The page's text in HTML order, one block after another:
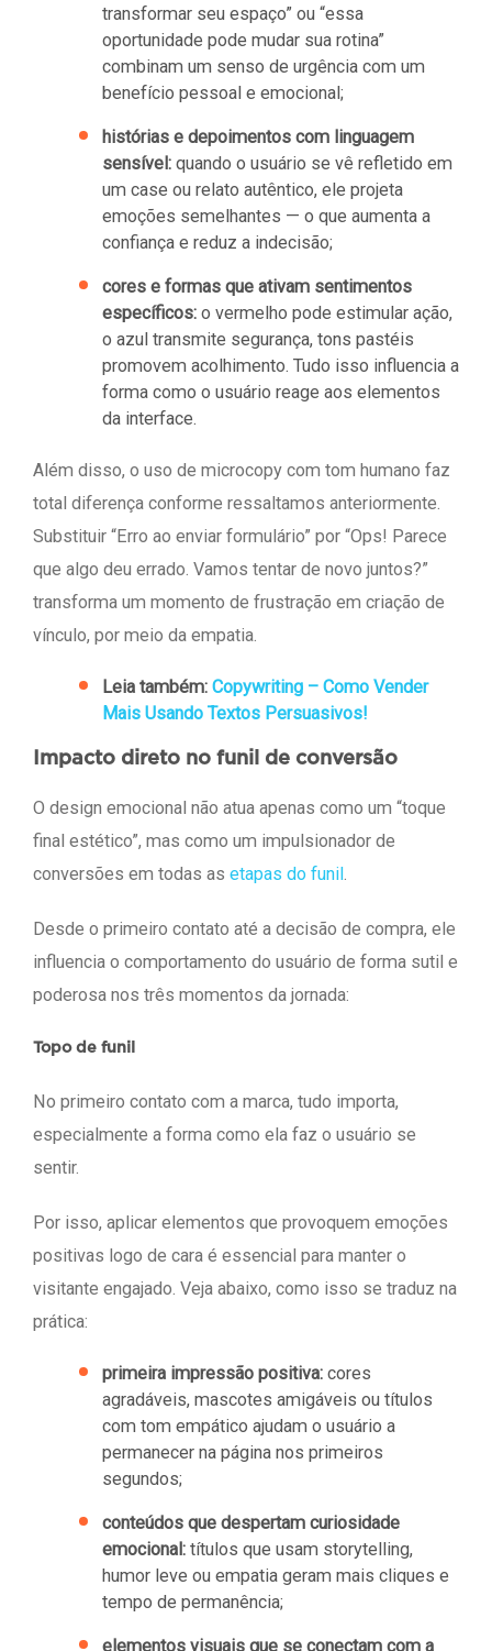
transformar seu espaço” ou “essa
oportunidade pode mudar sua rotina”
combinam um senso de urgência com um
benefício pessoal e emocional;
histórias e depoimentos com linguagem
sensível: quando o usuário se vê refletido em
um case ou relato autêntico, ele projeta
emoções semelhantes — o que aumenta a
confiança e reduz a indecisão;
cores e formas que ativam sentimentos
específicos: o vermelho pode estimular ação,
o azul transmite segurança, tons pastéis
promovem acolhimento. Tudo isso influencia a
forma como o usuário reage aos elementos
da interface.
Além disso, o uso de microcopy com tom humano faz
total diferença conforme ressaltamos anteriormente.
Substituir “Erro ao enviar formulário” por “Ops! Parece
que algo deu errado. Vamos tentar de novo juntos?”
transforma um momento de frustração em criação de
vínculo, por meio da empatia.
Leia também: Copywriting – Como Vender
Mais Usando Textos Persuasivos!
Impacto direto no funil de conversão
O design emocional não atua apenas como um “toque
final estético”, mas como um impulsionador de
conversões em todas as etapas do funil.
Desde o primeiro contato até a decisão de compra, ele
influencia o comportamento do usuário de forma sutil e
poderosa nos três momentos da jornada:
Topo de funil
No primeiro contato com a marca, tudo importa,
especialmente a forma como ela faz o usuário se
sentir.
Por isso, aplicar elementos que provoquem emoções
positivas logo de cara é essencial para manter o
visitante engajado. Veja abaixo, como isso se traduz na
prática:
primeira impressão positiva: cores
agradáveis, mascotes amigáveis ou títulos
com tom empático ajudam o usuário a
permanecer na página nos primeiros
segundos;
conteúdos que despertam curiosidade
emocional: títulos que usam storytelling,
humor leve ou empatia geram mais cliques e
tempo de permanência;
elementos visuais que se conectam com a